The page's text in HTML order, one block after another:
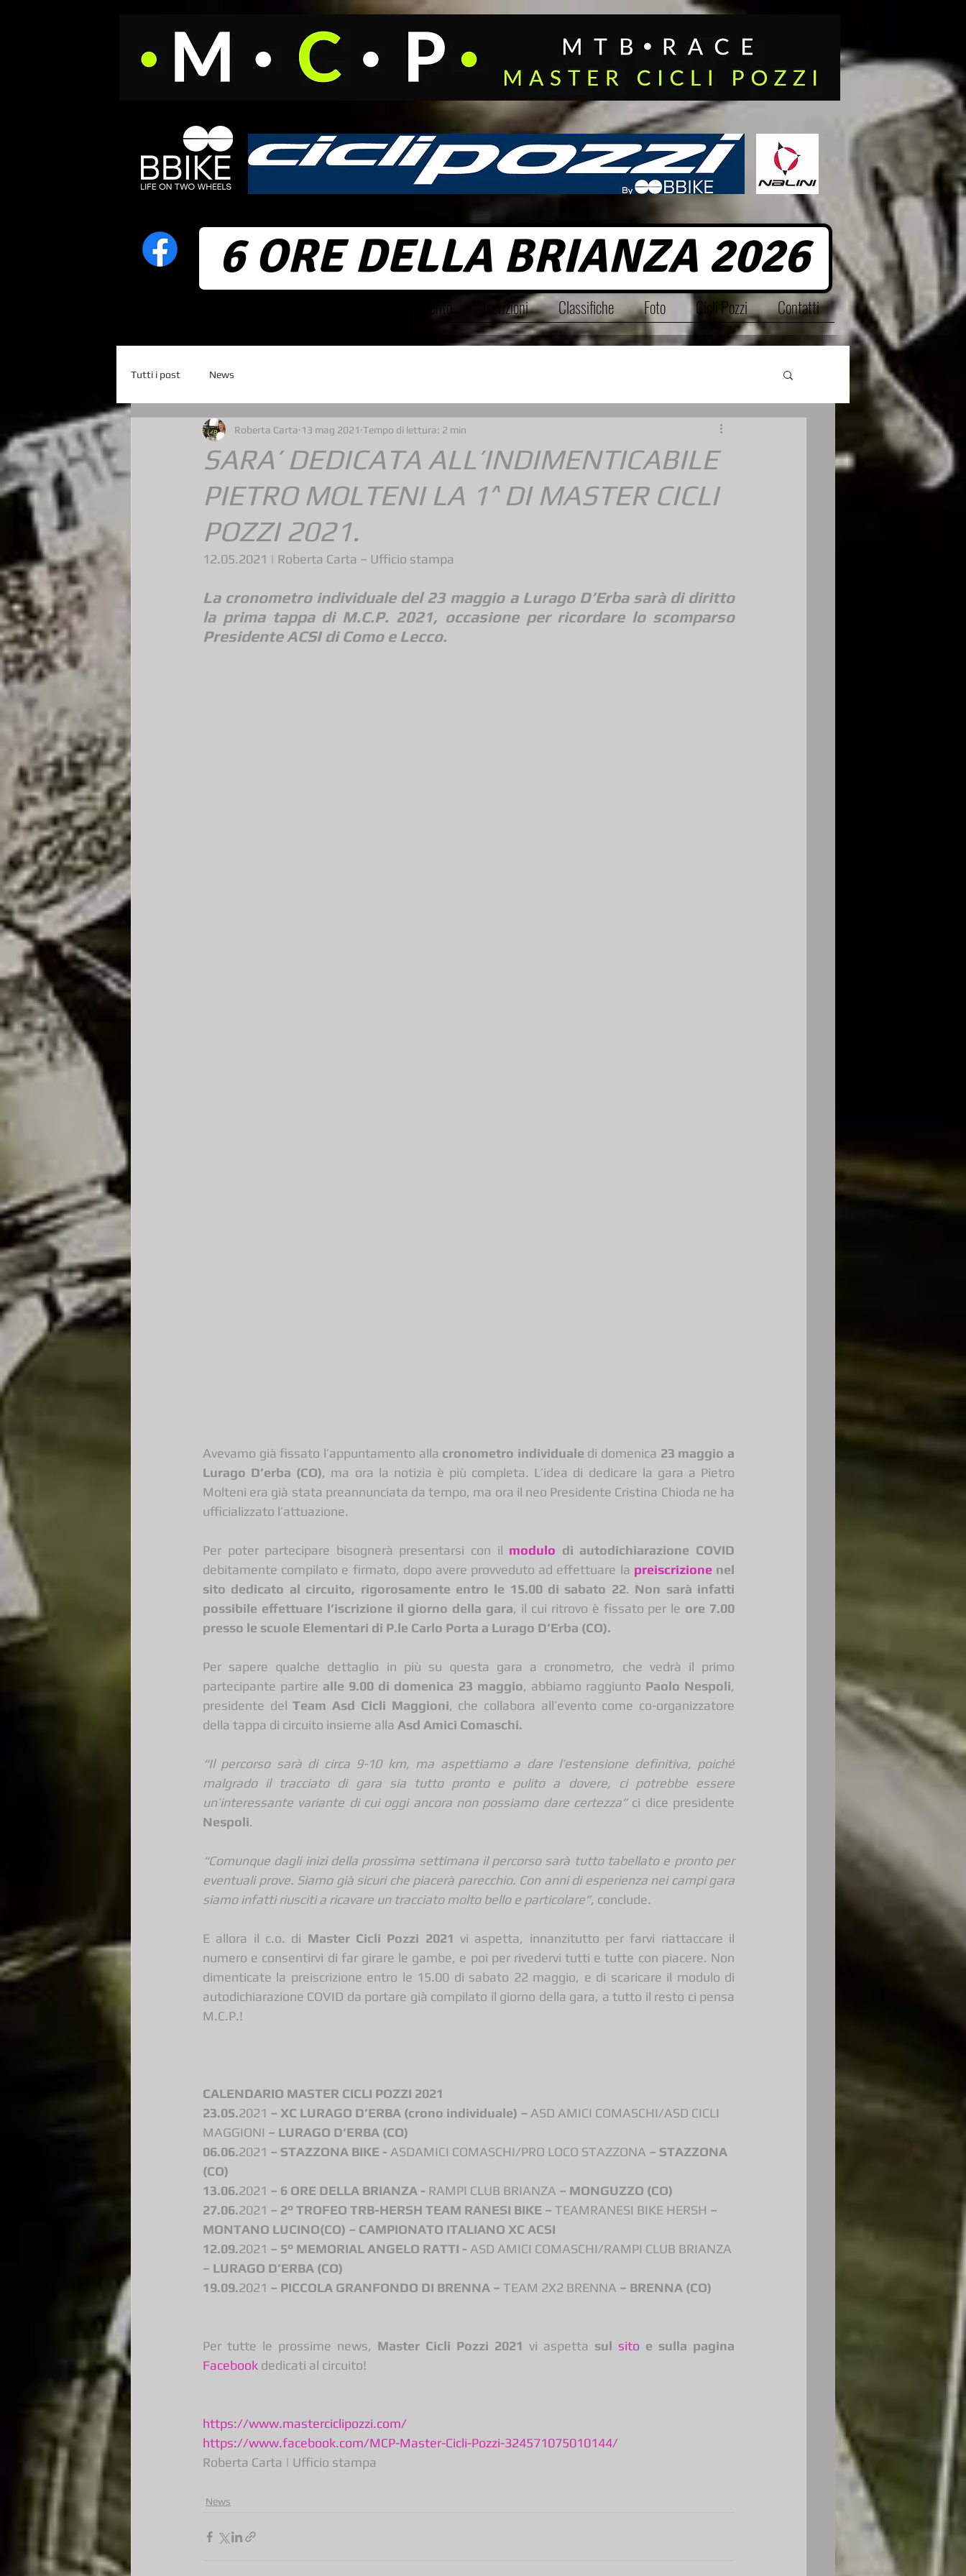
6 ORE DELLA BRIANZA 2026
Regolamento Iscrizioni Classifiche Foto Cicli Pozzi Contatti
Tutti i post News
SARA’ DEDICATA ALL’INDIMENTICABILE
PIETRO MOLTENI LA 1^ DI MASTER CICLI
POZZI 2021.
Roberta Carta 13 mag 2021 Tempo di lettura: 2 min
12.05.2021 | Roberta Carta – Ufficio stampa
La cronometro individuale del 23 maggio a Lurago D’Erba sarà di diritto
la prima tappa di M.C.P. 2021, occasione per ricordare lo scomparso
Presidente ACSI di Como e Lecco.
Avevamo già fissato l’appuntamento alla cronometro individuale di domenica 23 maggio a
Lurago D’erba (CO), ma ora la notizia è più completa. L’idea di dedicare la gara a Pietro
Molteni era già stata preannunciata da tempo, ma ora il neo Presidente Cristina Chioda ne ha
ufficializzato l’attuazione.
Per poter partecipare bisognerà presentarsi con il modulo di autodichiarazione COVID
debitamente compilato e firmato, dopo avere provveduto ad effettuare la preiscrizione nel
sito dedicato al circuito, rigorosamente entro le 15.00 di sabato 22. Non sarà infatti
possibile effettuare l’iscrizione il giorno della gara, il cui ritrovo è fissato per le ore 7.00
presso le scuole Elementari di P.le Carlo Porta a Lurago D’Erba (CO).
Per sapere qualche dettaglio in più su questa gara a cronometro, che vedrà il primo
partecipante partire alle 9.00 di domenica 23 maggio, abbiamo raggiunto Paolo Nespoli,
presidente del Team Asd Cicli Maggioni, che collabora all’evento come co-organizzatore
della tappa di circuito insieme alla Asd Amici Comaschi.
“Il percorso sarà di circa 9-10 km, ma aspettiamo a dare l’estensione definitiva, poiché
malgrado il tracciato di gara sia tutto pronto e pulito a dovere, ci potrebbe essere
un’interessante variante di cui oggi ancora non possiamo dare certezza”
Nespoli.
“Comunque dagli inizi della prossima settimana il percorso sarà tutto tabellato e pronto per
eventuali prove. Siamo già sicuri che piacerà parecchio. Con anni di esperienza nei campi gara
siamo infatti riusciti a ricavare un tracciato molto bello e particolare”, conclude.
E allora il c.o. di Master Cicli Pozzi 2021 vi aspetta, innanzitutto per farvi riattaccare il
numero e consentirvi di far girare le gambe, e poi per rivedervi tutti e tutte con piacere. Non
dimenticate la preiscrizione entro le 15.00 di sabato 22 maggio, e di scaricare il modulo di
autodichiarazione COVID da portare già compilato il giorno della gara, a tutto il resto ci pensa
M.C.P.!
CALENDARIO MASTER CICLI POZZI 2021
23.05.2021 – XC LURAGO D’ERBA (crono individuale) – ASD AMICI COMASCHI/ASD CICLI
MAGGIONI – LURAGO D’ERBA (CO)
06.06.2021 – STAZZONA BIKE - ASDAMICI COMASCHI/PRO LOCO STAZZONA – STAZZONA
(CO)
13.06.2021 – 6 ORE DELLA BRIANZA - RAMPI CLUB BRIANZA – MONGUZZO (CO)
27.06.2021 – 2° TROFEO TRB-HERSH TEAM RANESI BIKE – TEAMRANESI BIKE HERSH –
MONTANO LUCINO(CO) – CAMPIONATO ITALIANO XC ACSI
12.09.2021 – 5° MEMORIAL ANGELO RATTI - ASD AMICI COMASCHI/RAMPI CLUB BRIANZA
– LURAGO D’ERBA (CO)
19.09.2021 – PICCOLA GRANFONDO DI BRENNA – TEAM 2X2 BRENNA – BRENNA (CO)
Per tutte le prossime news, Master Cicli Pozzi 2021 vi aspetta sul sito
Facebook dedicati al circuito!
https://www.masterciclipozzi.com/
https://www.facebook.com/MCP-Master-Cicli-Pozzi-324571075010144/
Roberta Carta | Ufficio stampa
News